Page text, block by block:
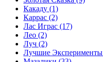
Какаду (1)
Каррас (2)
Лас Играс (17)
Лео (2)
Луч (2)
Лучшие Эксперименты